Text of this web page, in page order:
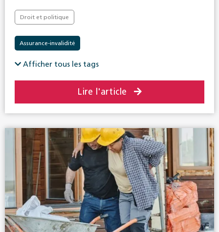
Droit et politique
Assurance-invalidité
Afficher tous les tags
Lire l'article